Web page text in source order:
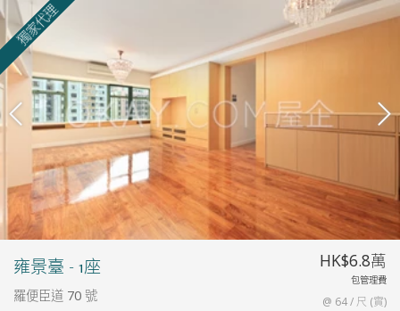
雍景臺 - 1座
羅便臣道 70 號
HK$6.8萬
包管理費
@ 64 / 尺 (實)
獨家代理